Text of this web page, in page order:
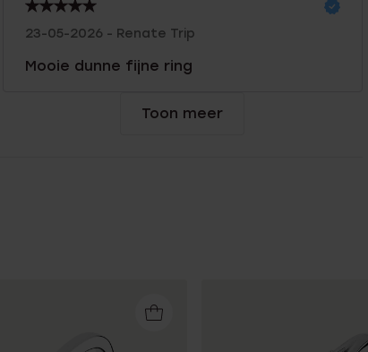
23-05-2026 - Renate Trip
Mooie dunne fijne ring
Toon meer